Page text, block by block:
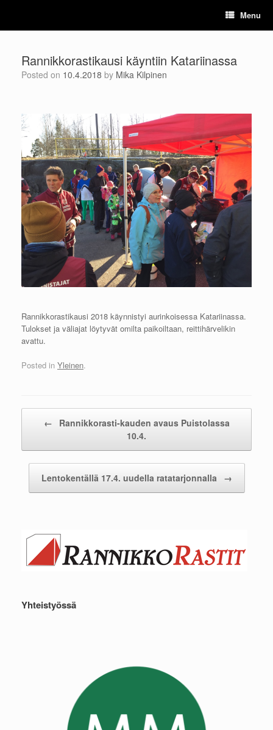
content
Menu
Rannikkorastikausi käyntiin Katariinassa
Posted on 10.4.2018 by Mika Kilpinen
Rannikkorastikausi 2018 käynnistyi aurinkoisessa Katariinassa.
Tulokset ja väliajat löytyvät omilta paikoiltaan, reittihärvelikin
avattu.
Posted in Yleinen.
←
Rannikkorasti-kauden avaus Puistolassa
10.4.
Lentokentällä 17.4. uudella ratatarjonnalla →
Yhteistyössä